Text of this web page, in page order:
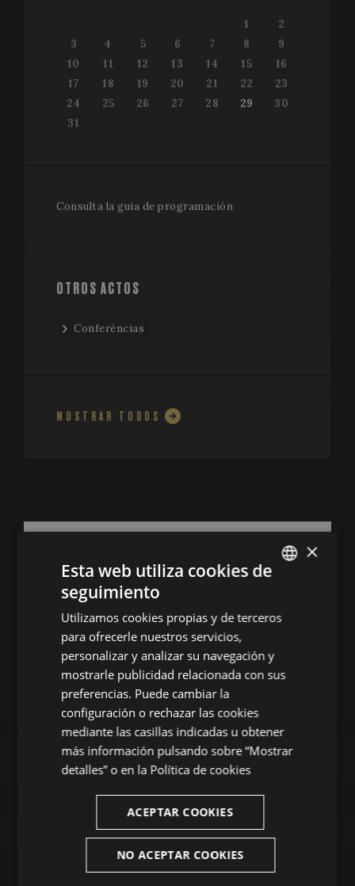
1
2
3
4 5 6 7 8
9
10
11 12 13 14 15
16
17
18 19 20 21 22
23
24
25 26 27 28 29
30
31
Consulta la guia de programación
OTROS ACTOS
Conferéncias
MOSTRAR TODOS
SPANISH
FRENCH
×
Esta web utiliza cookies de
seguimiento
Utilizamos cookies propias y de terceros
para ofrecerle nuestros servicios,
personalizar y analizar su navegación y
mostrarle publicidad relacionada con sus
preferencias. Puede cambiar la
configuración o rechazar las cookies
mediante las casillas indicadas u obtener
más información pulsando sobre “Mostrar
detalles” o en la Política de cookies
ACEPTAR COOKIES
NO ACEPTAR COOKIES